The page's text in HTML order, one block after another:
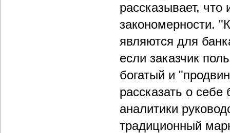
рассказывает, что
закономерности.
являются для
если заказчик
богатый и
рассказать о
аналитики
традиционный